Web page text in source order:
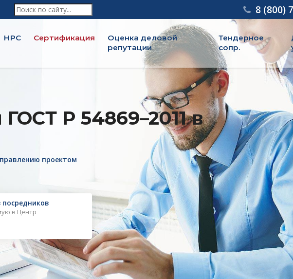
8 (800)
НРС Сертификация
Оценка деловой
репутации
Тендерное
сопр.
Р 54869–2011 в
проектом
посредников
в Центр